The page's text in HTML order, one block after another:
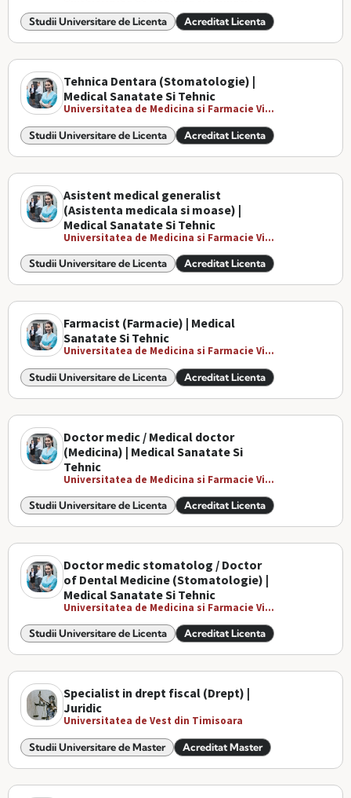
Studii Universitare de Licenta Acreditat Licenta
Tehnica Dentara (Stomatologie) |
Medical Sanatate Si Tehnic
Universitatea de Medicina si Farmacie Vi...
Studii Universitare de Licenta Acreditat Licenta
Asistent medical generalist
(Asistenta medicala si moase) |
Medical Sanatate Si Tehnic
Universitatea de Medicina si Farmacie Vi...
Studii Universitare de Licenta Acreditat Licenta
Farmacist (Farmacie) | Medical
Sanatate Si Tehnic
Universitatea de Medicina si Farmacie Vi...
Studii Universitare de Licenta Acreditat Licenta
Doctor medic / Medical doctor
(Medicina) | Medical Sanatate Si
Tehnic
Universitatea de Medicina si Farmacie Vi...
Studii Universitare de Licenta Acreditat Licenta
Doctor medic stomatolog / Doctor
of Dental Medicine (Stomatologie) |
Medical Sanatate Si Tehnic
Universitatea de Medicina si Farmacie Vi...
Studii Universitare de Licenta Acreditat Licenta
Specialist in drept fiscal (Drept) |
Juridic
Universitatea de Vest din Timisoara
Studii Universitare de Master Acreditat Master